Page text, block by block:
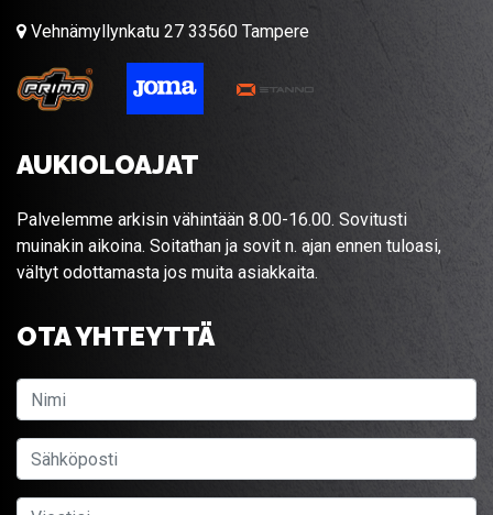
Vehnämyllynkatu 27 33560 Tampere
AUKIOLOAJAT
Palvelemme arkisin vähintään 8.00-16.00. Sovitusti
muinakin aikoina. Soitathan ja sovit n. ajan ennen tuloasi,
vältyt odottamasta jos muita asiakkaita.
OTA YHTEYTTÄ